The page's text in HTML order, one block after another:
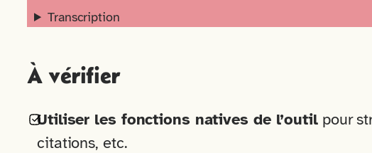
Transcription
À vérifier
Utiliser les fonctions natives de l’outilpour
citations, etc.